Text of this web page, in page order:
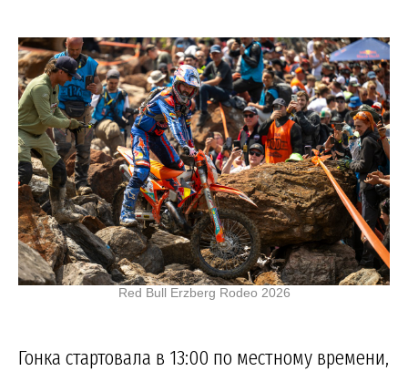
Red Bull Erzberg Rodeo 2026
Гонка стартовала в 13:00 по местному времени,